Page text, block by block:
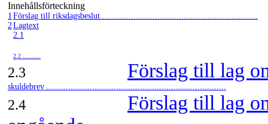
Innehållsförteckning
1 Förslag till riksdagsbeslut..................................................................
2Lagtext
2.1
2.2 ..........
2.3 Förslag till lag
skuldebrev ...........................................................................
2.4
Förslag till lag